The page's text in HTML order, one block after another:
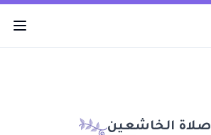
صلاة الخاشعين